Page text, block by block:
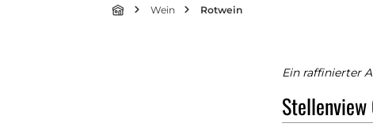
Wein Rotwein
Ein raffinierter
Stellenview